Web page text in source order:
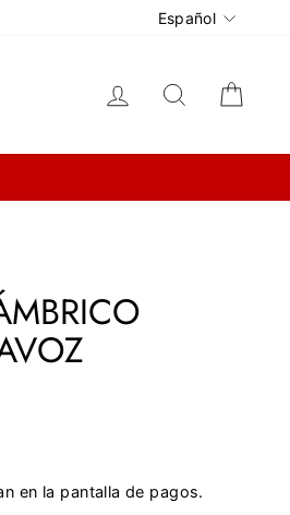
Idioma
Español
Ingresar Buscar
en la pantalla de pagos.